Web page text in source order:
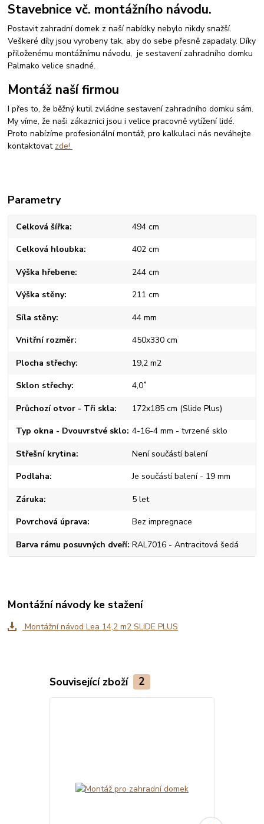
Stavebnice vč. montážního návodu.
Postavit zahradní domek z naší nabídky nebylo nikdy snažší.
Veškeré díly jsou vyrobeny tak, aby do sebe přesně zapadaly. Díky
přiloženému montážnímu návodu, je sestavení zahradního domku
Palmako velice snadné.
Montáž naší firmou
I přes to, že běžný kutil zvládne sestavení zahradního domku sám.
My víme, že naši zákaznici jsou i velice pracovně vytížení lidé.
Proto nabízíme profesionální montáž, pro kalkulaci nás neváhejte
kontaktovat zde!
Parametry
Celková šířka 494 cm
Celková hloubka 402 cm
Výška hřebene 244 cm
Výška stěny 211 cm
Síla stěny 44 mm
Vnitřní rozměr 450x330 cm
Plocha střechy 19,2 m2
Sklon střechy 4,0˚
Průchozí otvor - Tři skla 172x185 cm (Slide Plus)
Typ okna - Dvouvrstvé sklo 4-16-4 mm - tvrzené sklo
Střešní krytina Není součástí balení
Podlaha Je součástí balení - 19 mm
Záruka 5 let
Povrchová úprava Bez impregnace
Barva rámu posuvných dveří RAL7016 - Antracitová šedá
Montážní návody ke stažení
Montážní návod Lea 14,2 m2 SLIDE PLUS
Související zboží 2